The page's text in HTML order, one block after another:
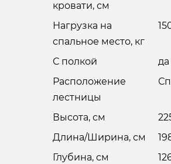
кровати, см
Нагрузка на
спальное место, кг
С полкой
да
Расположение
лестницы
Высота, см
Длина/Ширина, см
Глубина, см